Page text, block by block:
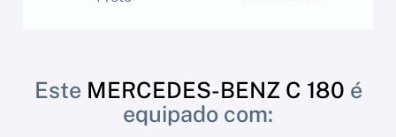
Este MERCEDES-BENZ C 180 é
equipado com: